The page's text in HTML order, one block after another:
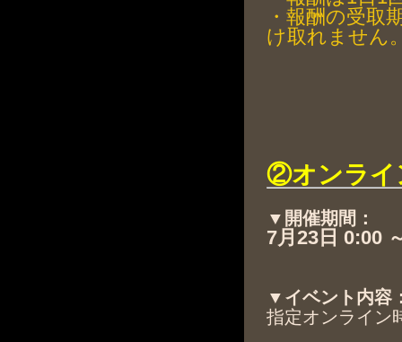
・報酬の受取
け取れません
②オンライ
▼開催期間：
7月23日 0:00
▼イベント内容
指定オンライン